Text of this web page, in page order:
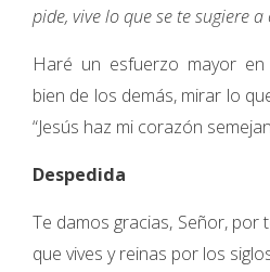
pide, vive lo que se te sugiere
Haré un esfuerzo mayor
bien de los demás, mirar lo
“Jesús haz mi corazón
Despedida
Te damos gracias, Señor,
que vives y reinas por los